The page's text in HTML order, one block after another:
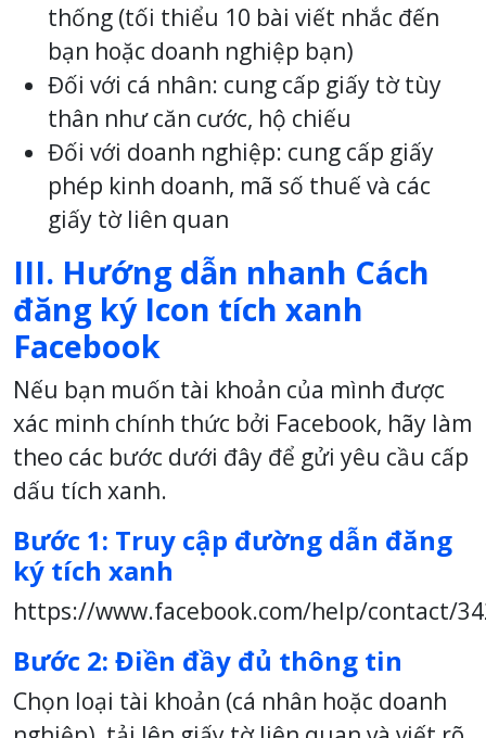
thống (tối thiểu 10 bài viết nhắc đến
bạn hoặc doanh nghiệp bạn)
Đối với cá nhân: cung cấp giấy tờ tùy
thân như căn cước, hộ chiếu
Đối với doanh nghiệp: cung cấp giấy
phép kinh doanh, mã số thuế và các
giấy tờ liên quan
III. Hướng dẫn nhanh Cách
đăng ký Icon tích xanh
Facebook
Nếu bạn muốn tài khoản của mình được
xác minh chính thức bởi Facebook, hãy làm
theo các bước dưới đây để gửi yêu cầu cấp
dấu tích xanh.
Bước 1: Truy cập đường dẫn đăng
ký tích xanh
https://www.facebook.com/help/contact/
Bước 2: Điền đầy đủ thông tin
Chọn loại tài khoản (cá nhân hoặc doanh